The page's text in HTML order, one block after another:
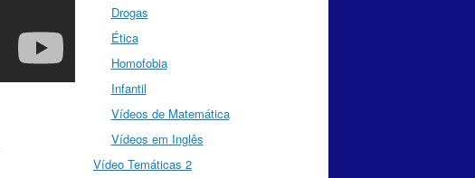
Drogas
Ética
Homofobia
Infantil
Vídeos de Matemática
Vídeos em Inglês
Vídeo Temáticas 2